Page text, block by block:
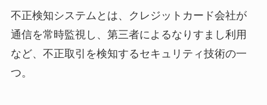
不正検知システムとは、クレジットカード会社が
通信を常時監視し、第三者によるなりすまし利用
など、不正取引を検知するセキュリティ技術の一
つ。